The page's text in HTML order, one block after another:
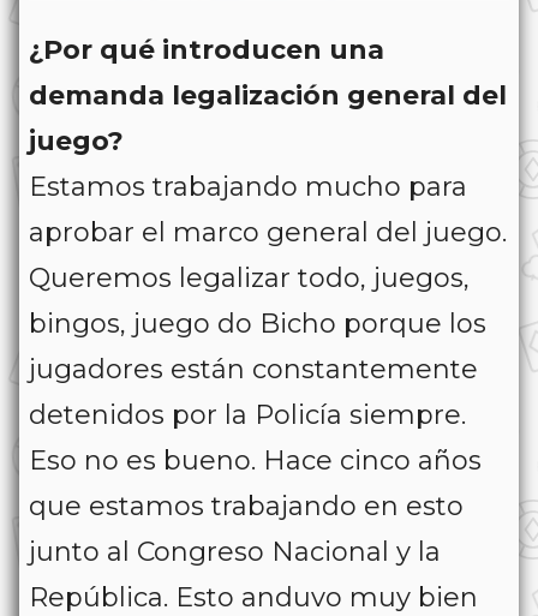
¿Por qué introducen una
demanda legalización general del
juego?
Estamos trabajando mucho para
aprobar el marco general del juego.
Queremos legalizar todo, juegos,
bingos, juego do Bicho porque los
jugadores están constantemente
detenidos por la Policía siempre.
Eso no es bueno. Hace cinco años
que estamos trabajando en esto
junto al Congreso Nacional y la
República. Esto anduvo muy bien